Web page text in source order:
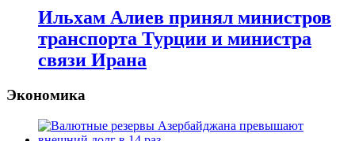
Ильхам Алиев принял министров
транспорта Турции и министра
связи Ирана
Экономика